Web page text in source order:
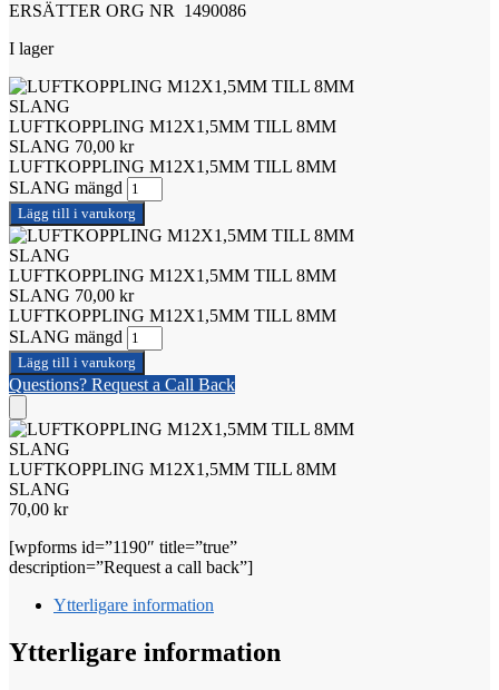
ERSÄTTER ORG NR 1490086
I lager
LUFTKOPPLING M12X1,5MM TILL 8MM
SLANG 70,00 kr
LUFTKOPPLING M12X1,5MM TILL 8MM
SLANG mängd
Lägg till i varukorg
LUFTKOPPLING M12X1,5MM TILL 8MM
SLANG 70,00 kr
LUFTKOPPLING M12X1,5MM TILL 8MM
SLANG mängd
Lägg till i varukorg
Questions? Request a Call Back
LUFTKOPPLING M12X1,5MM TILL 8MM
SLANG
70,00 kr
[wpforms id=”1190″ title=”true”
description=”Request a call back”]
Ytterligare information
Ytterligare information